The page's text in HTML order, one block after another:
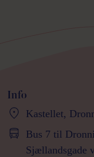
Info
Kastellet,
Bus 7 til
Sjællandsgade